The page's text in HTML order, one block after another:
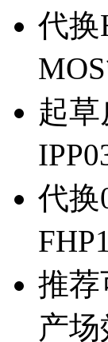
代换
起
代换
推荐
产场